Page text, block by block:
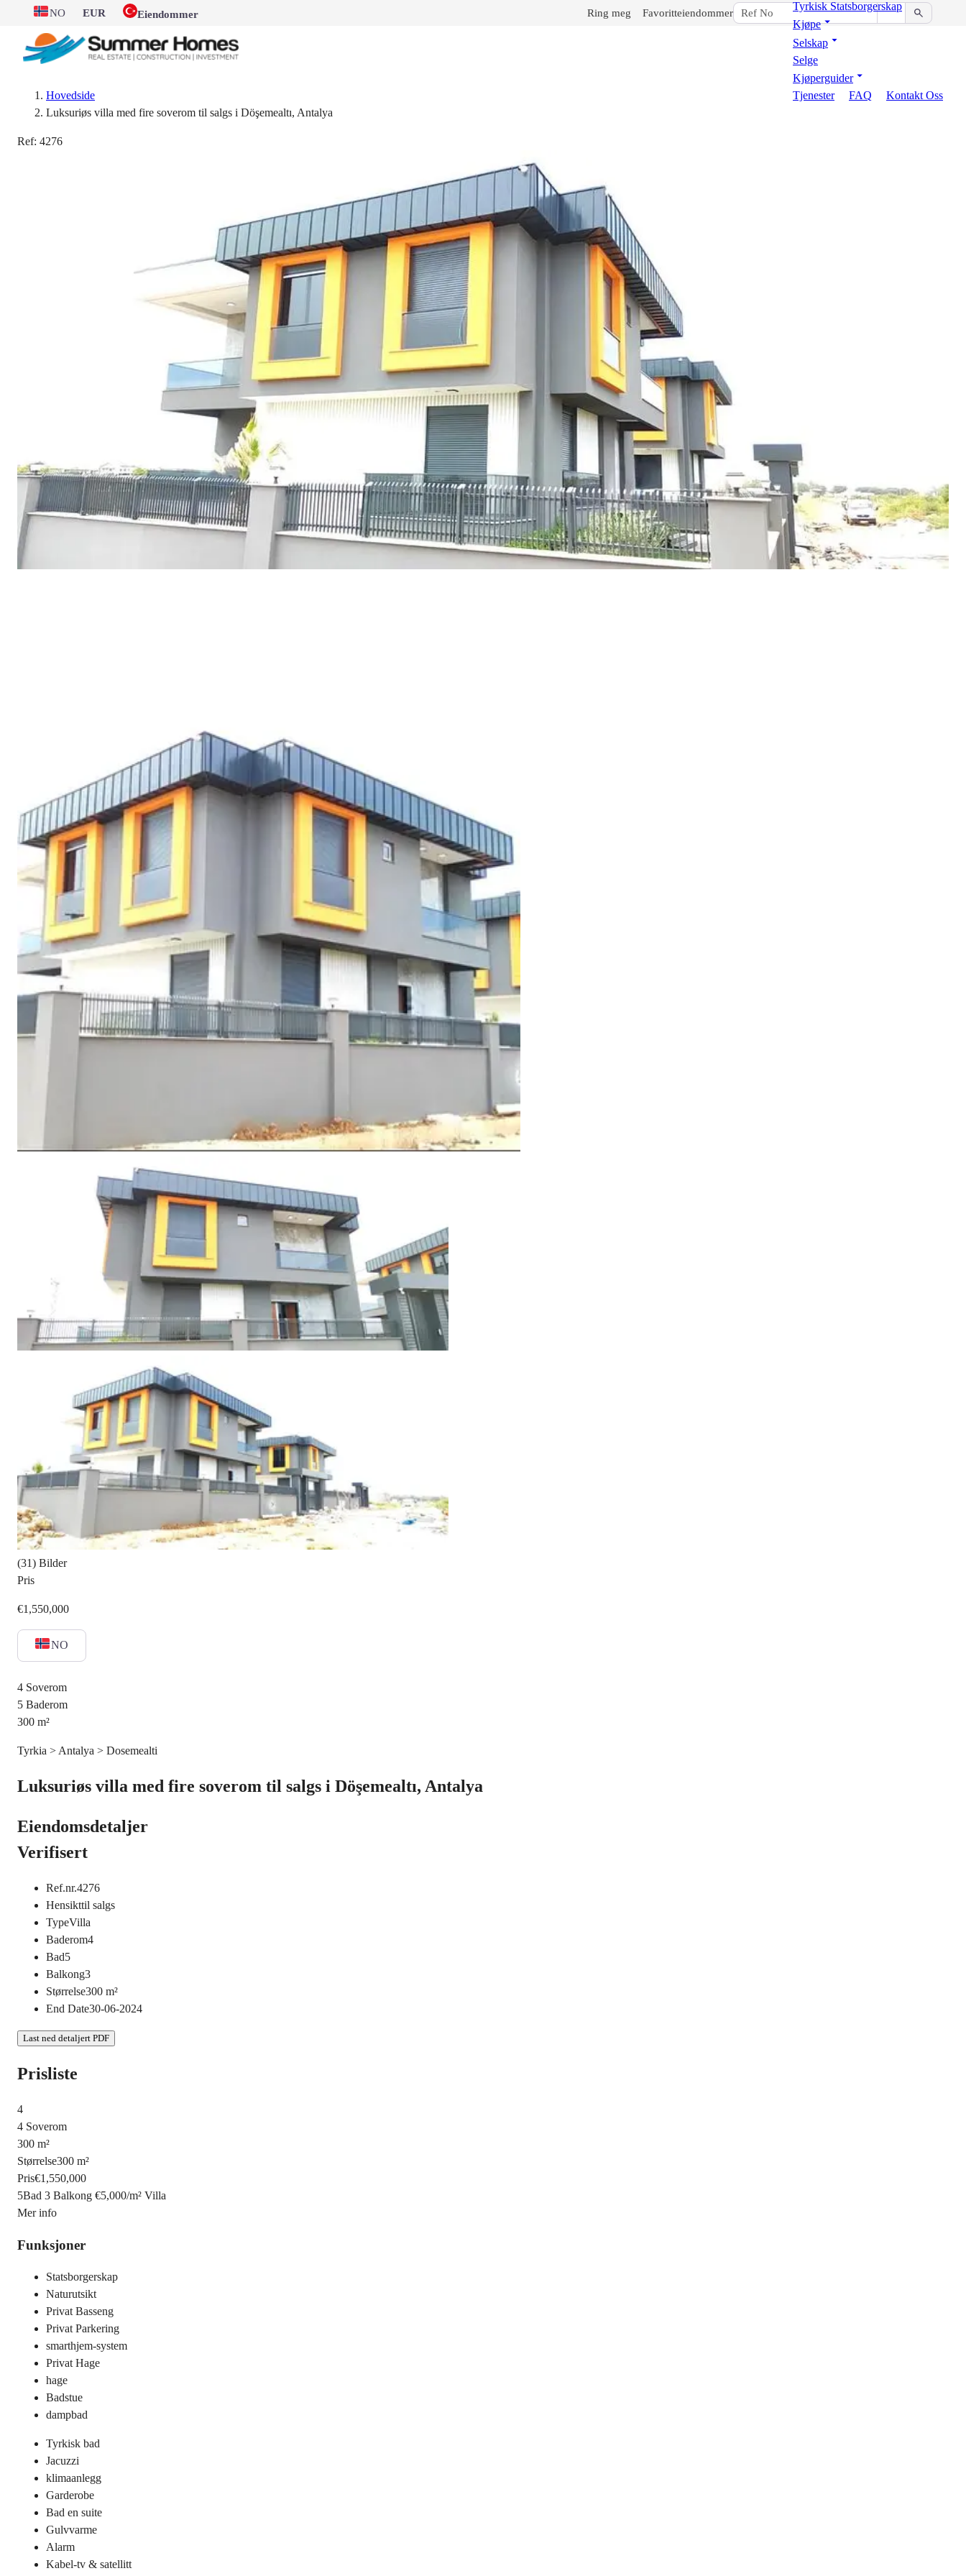
NO EUR Eiendommer Ring meg Favoritteiendommer
Tyrkisk Statsborgerskap
Kjøpe
Selskap
Selge
Kjøperguider
Tjenester
FAQ Kontakt Oss
Hovedside
Luksuriøs villa med fire soverom til salgs i Döşemealtı, Antalya
Ref: 4276
(31) Bilder
Pris
€1,550,000
NO
4 Soverom
5 Baderom
300 m²
Tyrkia > Antalya > Dosemealti
Luksuriøs villa med fire soverom til salgs i Döşemealtı, Antalya
Eiendomsdetaljer
Verifisert
Ref.nr.4276
Hensikttil salgs
TypeVilla
Baderom4
Bad5
Balkong3
Størrelse300 m²
End Date30-06-2024
Last ned detaljert PDF
Prisliste
4
4 Soverom
300 m²
Størrelse300 m²
Pris€1,550,000
5Bad 3 Balkong €5,000/m² Villa
Mer info
Funksjoner
Statsborgerskap
Naturutsikt
Privat Basseng
Privat Parkering
smarthjem-system
Privat Hage
hage
Badstue
dampbad
Tyrkisk bad
Jacuzzi
klimaanlegg
Garderobe
Bad en suite
Gulvvarme
Alarm
Kabel-tv & satellitt